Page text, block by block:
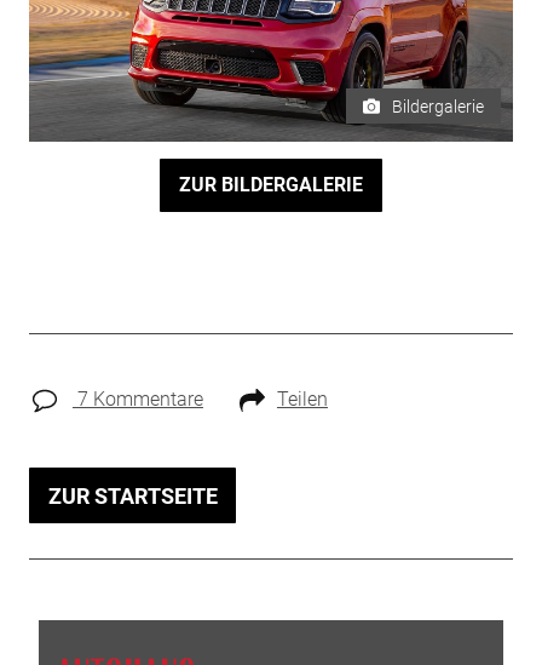
Bildergalerie
ZUR BILDERGALERIE
7 Kommentare Teilen
ZUR STARTSEITE